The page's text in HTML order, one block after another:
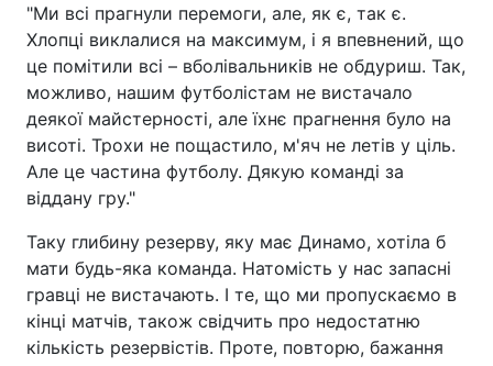
"Ми всі прагнули перемоги, але, як є, так є.
Хлопці виклалися на максимум, і я впевнений, що
це помітили всі – вболівальників не обдуриш. Так,
можливо, нашим футболістам не вистачало
деякої майстерності, але їхнє прагнення було на
висоті. Трохи не пощастило, м'яч не летів у ціль.
Але це частина футболу. Дякую команді за
віддану гру."
Таку глибину резерву, яку має Динамо, хотіла б
мати будь-яка команда. Натомість у нас запасні
гравці не вистачають. І те, що ми пропускаємо в
кінці матчів, також свідчить про недостатню
кількість резервістів. Проте, повторю, бажання